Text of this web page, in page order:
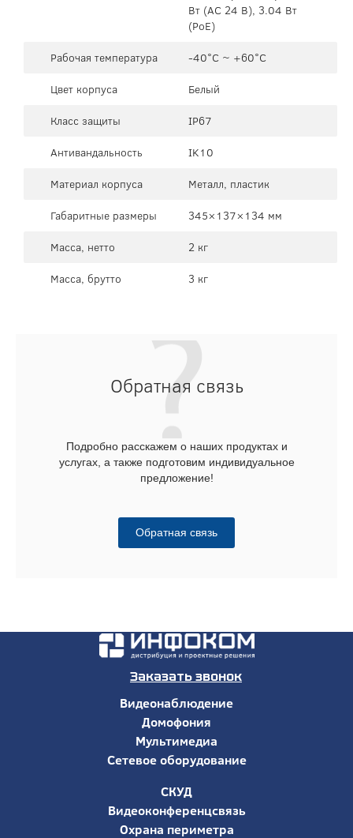
Вт (AC 24 В), 3.04 Вт
(PoE)
Рабочая температура
-40°C ~ +60°C
Цвет корпуса
Белый
Класс защиты
IP67
Антивандальность
IK10
Материал корпуса
Металл, пластик
Габаритные размеры
345×137×134 мм
Масса, нетто
2 кг
Масса, брутто
3 кг
Обратная связь
Подробно расскажем о наших продуктах и
услугах, а также подготовим индивидуальное
предложение!
Обратная связь
Заказать звонок
Видеонаблюдение
Домофония
Мультимедиа
Сетевое оборудование
СКУД
Видеоконференцсвязь
Охрана периметра